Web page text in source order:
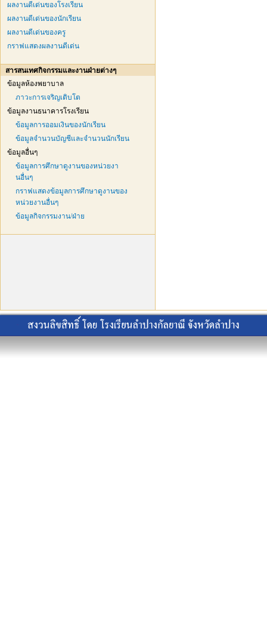
ผลงานดีเด่นของโรงเรียน
ผลงานดีเด่นของนักเรียน
ผลงานดีเด่นของครู
กราฟแสดงผลงานดีเด่น
สารสนเทศกิจกรรมและงานฝ่ายต่างๆ
ข้อมูลห้องพยาบาล
ภาวะการเจริญเติบโต
ข้อมูลงานธนาคารโรงเรียน
ข้อมูลการออมเงินของนักเรียน
ข้อมูลจำนวนบัญชีและจำนวนนักเรียน
ข้อมูลอื่นๆ
ข้อมูลการศึกษาดูงานของหน่วยงา
นอื่นๆ
กราฟแสดงข้อมูลการศึกษาดูงานของ
หน่วยงานอื่นๆ
ข้อมูลกิจกรรมงาน/ฝ่าย